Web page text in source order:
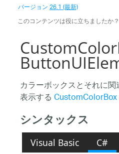
バージョン26.1 (最新)
このコンテンツは役に立ちましたか？
カラーボックスとそれに
表示するCustomColorBox
シンタックス
Visual Basic C#